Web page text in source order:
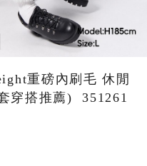
重磅內刷毛 休閒
穿搭推薦) 351261